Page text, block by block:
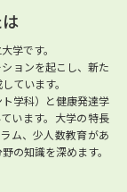
学です。
ョンを起こし、新た
ています。
学科）と健康発達学
います。大学の特長
ム、少人数教育があ
の知識を深めます。